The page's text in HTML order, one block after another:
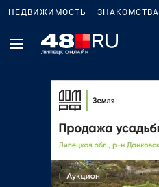
НЕДВИЖИМОСТЬ ЗНАКОМСТВА